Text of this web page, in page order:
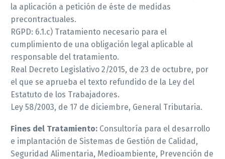
la aplicación a petición de éste de medidas
precontractuales.
RGPD: 6.1.c) Tratamiento necesario para el
cumplimiento de una obligación legal aplicable al
responsable del tratamiento.
Real Decreto Legislativo 2/2015, de 23 de octubre, por
el que se aprueba el texto refundido de la Ley del
Estatuto de los Trabajadores.
Ley 58/2003, de 17 de diciembre, General Tributaria.
Fines del Tratamiento: Consultoría para el desarrollo
e implantación de Sistemas de Gestión de Calidad,
Seguridad Alimentaria, Medioambiente, Prevención de